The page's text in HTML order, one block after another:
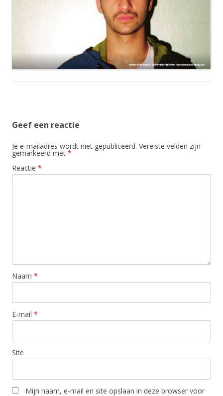
Geef een reactie
Je e-mailadres wordt niet gepubliceerd. Vereiste velden zijn
gemarkeerd met *
Reactie *
Naam *
E-mail *
Site
Mijn naam, e-mail en site opslaan in deze browser voor